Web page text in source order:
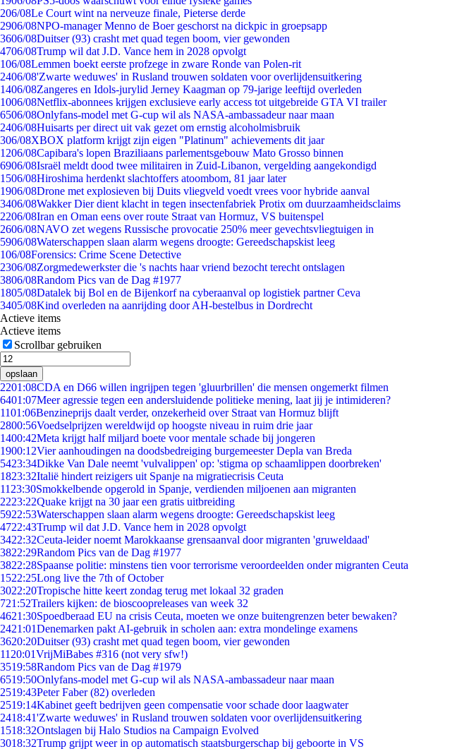
206/08Le Court wint na nerveuze finale, Pieterse derde
2906/08NPO-manager Menno de Boer geschorst na dickpic in groepsapp
3606/08Duitser (93) crasht met quad tegen boom, vier gewonden
4706/08Trump wil dat J.D. Vance hem in 2028 opvolgt
106/08Lemmen boekt eerste profzege in zware Ronde van Polen-rit
2406/08'Zwarte weduwes' in Rusland trouwen soldaten voor overlijdensuitkering
1406/08Zangeres en Idols-jurylid Jerney Kaagman op 79-jarige leeftijd overleden
1006/08Netflix-abonnees krijgen exclusieve early access tot uitgebreide GTA VI trailer
6506/08Onlyfans-model met G-cup wil als NASA-ambassadeur naar maan
2406/08Huisarts per direct uit vak gezet om ernstig alcoholmisbruik
306/08XBOX platform krijgt zijn eigen "Platinum" achievements dit jaar
1206/08Capibara's lopen Braziliaans parlementsgebouw Mato Grosso binnen
6906/08Israël meldt dood twee militairen in Zuid-Libanon, vergelding aangekondigd
1506/08Hiroshima herdenkt slachtoffers atoombom, 81 jaar later
1906/08Drone met explosieven bij Duits vliegveld voedt vrees voor hybride aanval
3406/08Wakker Dier dient klacht in tegen insectenfabriek Protix om duurzaamheidsclaims
2206/08Iran en Oman eens over route Straat van Hormuz, VS buitenspel
2606/08NAVO zet wegens Russische provocatie 250% meer gevechtsvliegtuigen in
5906/08Waterschappen slaan alarm wegens droogte: Gereedschapskist leeg
106/08Forensics: Crime Scene Detective
2306/08Zorgmedewerkster die 's nachts haar vriend bezocht terecht ontslagen
3806/08Random Pics van de Dag #1977
1805/08Datalek bij Bol en de Bijenkorf na cyberaanval op logistiek partner Ceva
3405/08Kind overleden na aanrijding door AH-bestelbus in Dordrecht
Actieve items
Actieve items
Scrollbar gebruiken
opslaan
2201:08CDA en D66 willen ingrijpen tegen 'gluurbrillen' die mensen ongemerkt filmen
6401:07Meer agressie tegen een andersluidende politieke mening, laat jij je intimideren?
1101:06Benzineprijs daalt verder, onzekerheid over Straat van Hormuz blijft
2800:56Voedselprijzen wereldwijd op hoogste niveau in ruim drie jaar
1400:42Meta krijgt half miljard boete voor mentale schade bij jongeren
1900:12Vier aanhoudingen na doodsbedreiging burgemeester Depla van Breda
5423:34Dikke Van Dale neemt 'vulvalippen' op: 'stigma op schaamlippen doorbreken'
1823:32Italië hindert reizigers uit Spanje na migratiecrisis Ceuta
11 23:30Smokkelbende opgerold in Spanje, verdienden miljoenen aan migranten
2223:22Quake krijgt na 30 jaar een gratis uitbreiding
5922:53Waterschappen slaan alarm wegens droogte: Gereedschapskist leeg
4722:43Trump wil dat J.D. Vance hem in 2028 opvolgt
3422:32Ceuta-leider noemt Marokkaanse grensaanval door migranten 'gruweldaad'
3822:29Random Pics van de Dag #1977
3822:28Spaanse politie: minstens tien voor terrorisme veroordeelden onder migranten Ceuta
1522:25Long live the 7th of October
3022:20Tropische hitte keert zondag terug met lokaal 32 graden
721:52Trailers kijken: de bioscoopreleases van week 32
4621:30Spoedberaad EU na crisis Ceuta, moeten we onze buitengrenzen beter bewaken?
2421:01Denemarken pakt AI-gebruik in scholen aan: extra mondelinge examens
3620:20Duitser (93) crasht met quad tegen boom, vier gewonden
11 20:01VrijMiBabes #316 (not very sfw!)
3519:58Random Pics van de Dag #1979
6519:50Onlyfans-model met G-cup wil als NASA-ambassadeur naar maan
2519:43Peter Faber (82) overleden
2519:14Kabinet geeft bedrijven geen compensatie voor schade door laagwater
2418:41'Zwarte weduwes' in Rusland trouwen soldaten voor overlijdensuitkering
1518:32Ontslagen bij Halo Studios na Campaign Evolved
3018:32Trump grijpt weer in op automatisch staatsburgerschap bij geboorte in VS